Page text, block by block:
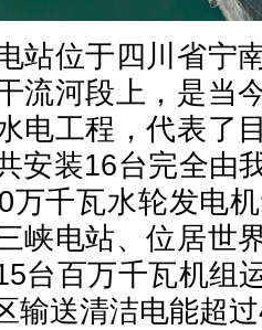
位于四川省宁
流河段上，是当
电工程，代表了
安装16台完全由
万千瓦水轮发电
峡电站、位居世
台百万千瓦机组
输送清洁电能超